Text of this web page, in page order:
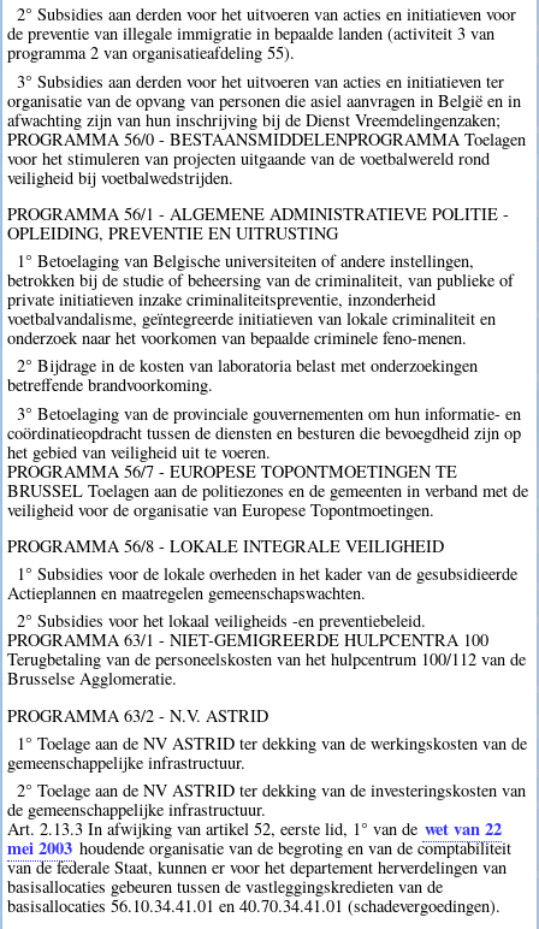
2° Subsidies aan derden voor het uitvoeren van acties en initiatieven voor
de preventie van illegale immigratie in bepaalde landen (activiteit 3 van
programma 2 van organisatieafdeling 55).
3° Subsidies aan derden voor het uitvoeren van acties en initiatieven ter
organisatie van de opvang van personen die asiel aanvragen in België en in
afwachting zijn van hun inschrijving bij de Dienst Vreemdelingenzaken;
PROGRAMMA 56/0 - BESTAANSMIDDELENPROGRAMMA Toelagen
voor het stimuleren van projecten uitgaande van de voetbalwereld rond
veiligheid bij voetbalwedstrijden.
PROGRAMMA 56/1 - ALGEMENE ADMINISTRATIEVE POLITIE -
OPLEIDING, PREVENTIE EN UITRUSTING
1° Betoelaging van Belgische universiteiten of andere instellingen,
betrokken bij de studie of beheersing van de criminaliteit, van publieke of
private initiatieven inzake criminaliteitspreventie, inzonderheid
voetbalvandalisme, geïntegreerde initiatieven van lokale criminaliteit en
onderzoek naar het voorkomen van bepaalde criminele feno-menen.
2° Bijdrage in de kosten van laboratoria belast met onderzoekingen
betreffende brandvoorkoming.
3° Betoelaging van de provinciale gouvernementen om hun informatie- en
coördinatieopdracht tussen de diensten en besturen die bevoegdheid zijn op
het gebied van veiligheid uit te voeren.
PROGRAMMA 56/7 - EUROPESE TOPONTMOETINGEN TE
BRUSSEL Toelagen aan de politiezones en de gemeenten in verband met de
veiligheid voor de organisatie van Europese Topontmoetingen.
PROGRAMMA 56/8 - LOKALE INTEGRALE VEILIGHEID
1° Subsidies voor de lokale overheden in het kader van de gesubsidieerde
Actieplannen en maatregelen gemeenschapswachten.
2° Subsidies voor het lokaal veiligheids -en preventiebeleid.
PROGRAMMA 63/1 - NIET-GEMIGREERDE HULPCENTRA 100
Terugbetaling van de personeelskosten van het hulpcentrum 100/112 van de
Brusselse Agglomeratie.
PROGRAMMA 63/2 - N.V. ASTRID
1° Toelage aan de NV ASTRID ter dekking van de werkingskosten van de
gemeenschappelijke infrastructuur.
2° Toelage aan de NV ASTRID ter dekking van de investeringskosten van
de gemeenschappelijke infrastructuur.
Art. 2.13.3 In afwijking van artikel 52, eerste lid, 1° van de wet van 22
mei 2003 houdende organisatie van de begroting en van de comptabiliteit
van de federale Staat, kunnen er voor het departement herverdelingen van
basisallocaties gebeuren tussen de vastleggingskredieten van de
basisallocaties 56.10.34.41.01 en 40.70.34.41.01 (schadevergoedingen).